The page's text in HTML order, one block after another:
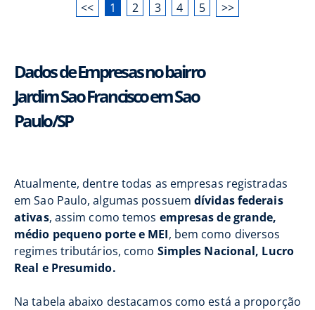
<< 1 2 3 4 5 >>
Dados de Empresas no bairro
Jardim Sao Francisco em Sao
Paulo/SP
Atualmente, dentre todas as empresas registradas
em Sao Paulo, algumas possuemdívidas federais
ativas, assim como temos empresas de grande,
médio pequeno porte e MEI, bem como diversos
regimes tributários, como Simples Nacional, Lucro
Real e Presumido.
Na tabela abaixo destacamos como está a proporção